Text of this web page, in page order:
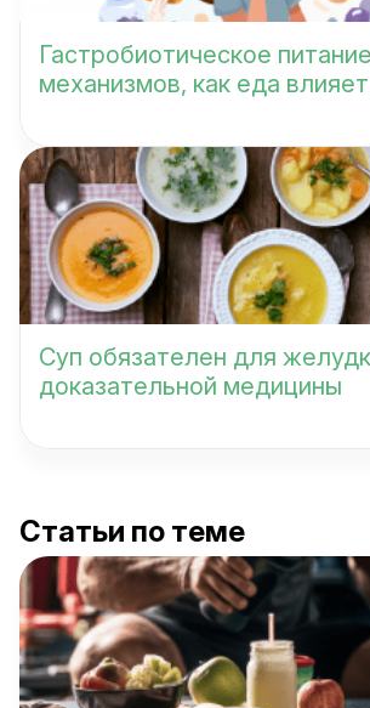
Гастробиотическое
механизмов, как еда
Суп обязателен для
доказательной медицины
Статьи по теме